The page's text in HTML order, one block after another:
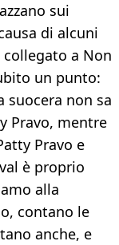
sui
di alcuni
a Non
un punto:
suocera non sa
Pravo, mentre
Pravo e
è proprio
alla
contano le
anche, e